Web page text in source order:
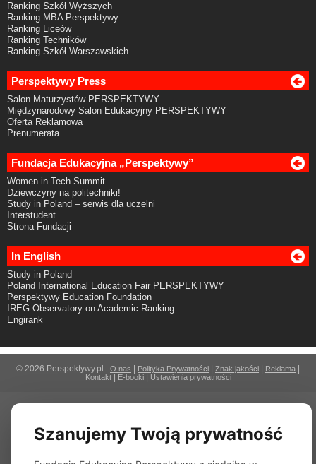
Ranking Szkół Wyższych
Ranking MBA Perspektywy
Ranking Liceów
Ranking Techników
Ranking Szkół Warszawskich
Perspektywy Press
Salon Maturzystów PERSPEKTYWY
Międzynarodowy Salon Edukacyjny PERSPEKTYWY
Oferta Reklamowa
Prenumerata
Fundacja Edukacyjna „Perspektywy”
Women in Tech Summit
Dziewczyny na politechniki!
Study in Poland – serwis dla uczelni
Interstudent
Strona Fundacji
In English
Study in Poland
Poland International Education Fair PERSPEKTYWY
Perspektywy Education Foundation
IREG Observatory on Academic Ranking
Engirank
© 2026 Perspektywy.pl O nas Polityka Prywatności Znak jakości Reklama
Kontakt| E-booki| Ustawienia prywatności
Szanujemy Twoją prywatność